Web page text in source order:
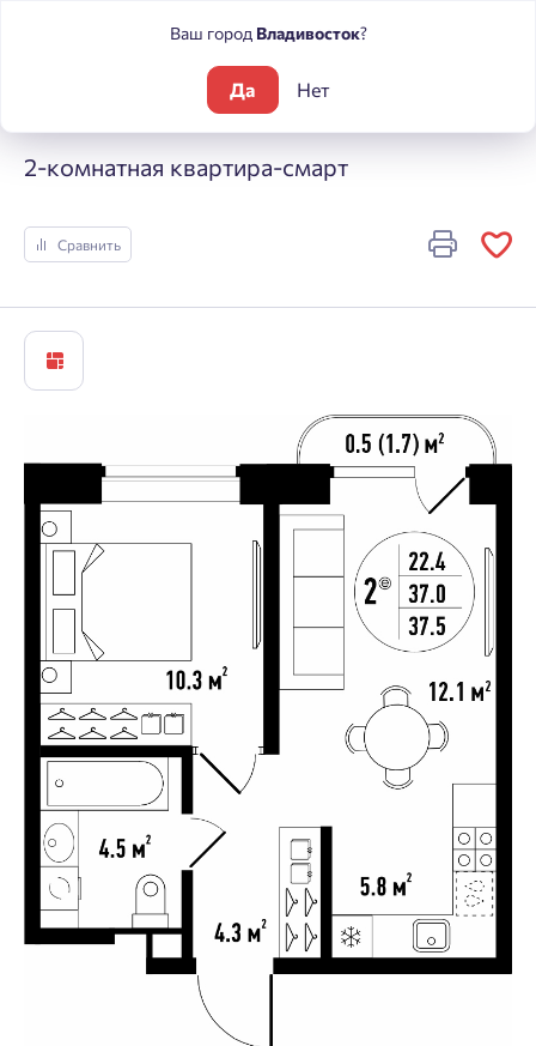
Речные кварталы
2-комнатная квартира-смарт
Сравнить
Ваш город Владивосток?
Да Нет